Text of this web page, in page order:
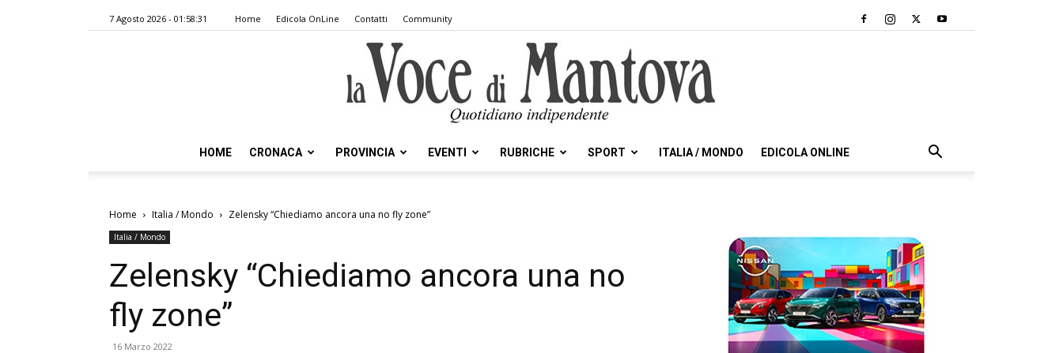
7 Agosto 2026 - 01:58:31 Home Edicola OnLine Contatti Community
Voce
HOME CRONACA PROVINCIA EVENTI RUBRICHE SPORT ITALIA / MONDO EDICOLA ONLINE
Home Italia / Mondo Zelensky “Chiediamo ancora una no fly zone”
Italia / Mondo
Zelensky “Chiediamo ancora una no
fly zone”
16 Marzo 2022